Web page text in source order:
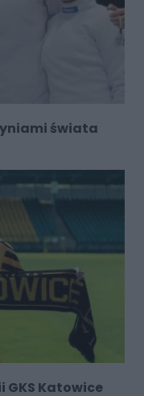
świata
GKS Katowice